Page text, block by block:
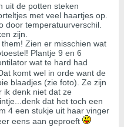
uit de potten steken
met veel haartjes op.
door temperatuurverschil.
zijn.
Zien er misschien wat
Plantje 9 en 6
wat te hard had
komt wel in orde want de
blaadjes (zie foto). Ze zijn
ik denk niet dat ze
dat het toch een
4 een stukje uit haar vinger
eens aan geproeft